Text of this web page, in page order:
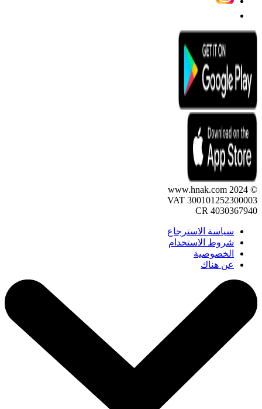
© 2024 www.hnak.com
VAT 300101252300003
CR 4030367940
سياسة الاسترجاع
شروط الاستخدام
الخصوصية
عن هناك